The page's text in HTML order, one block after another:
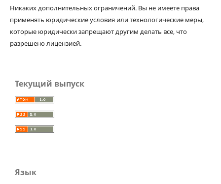
Никаких дополнительных ограничений. Вы не имеете права
применять юридические условия или технологические меры,
которые юридически запрещают другим делать все, что
разрешено лицензией.
Текущий выпуск
Язык